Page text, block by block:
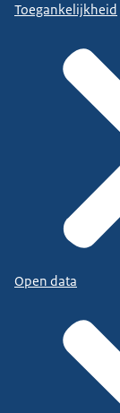
Toegankelijkheid
Open data